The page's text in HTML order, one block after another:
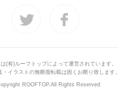
(有)ルーフトップによって運営されています。
・イラストの無断復転載は固くお断り致します。
ROOFTOP.All Rights Reserved